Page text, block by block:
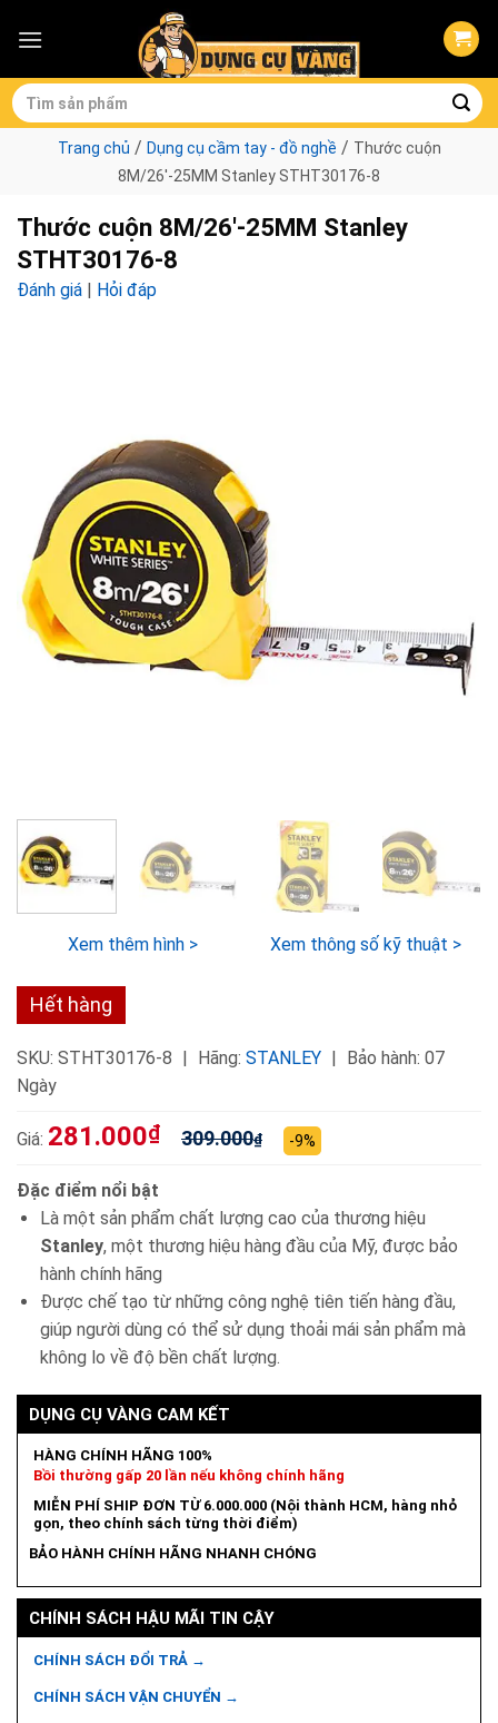
Tìm
kiếm:
Trang chủ / Dụng cụ cầm tay - đồ nghề / Thước cuộn
8M/26′-25MM Stanley STHT30176-8
Thước cuộn 8M/26′-25MM Stanley
STHT30176-8
Đánh giá | Hỏi đáp
Xem thêm hình > Xem thông số kỹ thuật >
Hết hàng
SKU: STHT30176-8 Hãng: STANLEY
Bảo hành: 07
Ngày
Giá: 281.000₫ 309.000₫ -9%
Đặc điểm nổi bật
Là một sản phẩm chất lượng cao của thương hiệu
Stanley, một thương hiệu hàng đầu của Mỹ, được bảo
hành chính hãng
Được chế tạo từ những công nghệ tiên tiến hàng đầu,
giúp người dùng có thể sử dụng thoải mái sản phẩm mà
không lo về độ bền chất lượng.
DỤNG CỤ VÀNG CAM KẾT
HÀNG CHÍNH HÃNG 100%
Bồi thường gấp 20 lần nếu không chính hãng
MIỄN PHÍ SHIP ĐƠN TỪ 6.000.000 (Nội thành HCM, hàng nhỏ
gọn, theo chính sách từng thời điểm)
BẢO HÀNH CHÍNH HÃNG NHANH CHÓNG
CHÍNH SÁCH HẬU MÃI TIN CẬY
CHÍNH SÁCH ĐỔI TRẢ →
CHÍNH SÁCH VẬN CHUYỂN →